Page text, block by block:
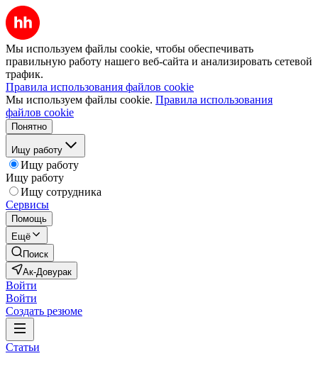
Мы используем файлы cookie, чтобы обеспечивать
правильную работу нашего веб-сайта и анализировать сетевой
трафик.
Правила использования файлов cookie
Мы используем файлы cookie. Правила использования
файлов cookie
Понятно
Ищу работу
Ищу работу
Ищу работу
Ищу сотрудника
Сервисы
Помощь
Ещё
Поиск
Ак-Довурак
Войти
Войти
Создать резюме
Статьи